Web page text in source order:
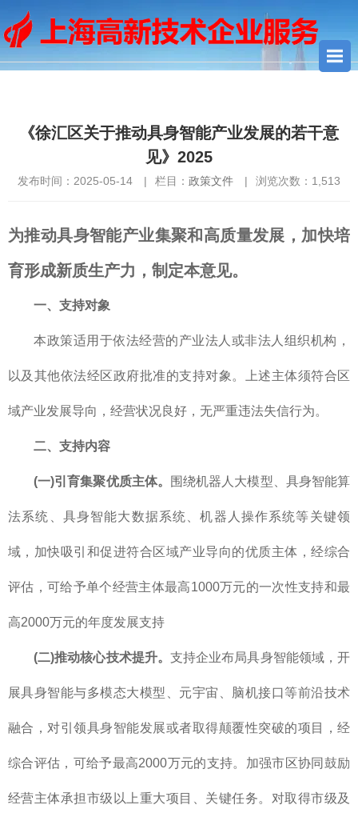
《徐汇区关于推动具身智能产业发展的若干意
见》2025
发布时间：2025-05-14 | 栏目： 政策文件 | 浏览次数： 1,513
为推动具身智能产业集聚和高质量发展，加快培
育形成新质生产力，制定本意见。
一、支持对象
本政策适用于依法经营的产业法人或非法人组织机构，
以及其他依法经区政府批准的支持对象。上述主体须符合区
域产业发展导向，经营状况良好，无严重违法失信行为。
二、支持内容
(一)引育集聚优质主体。 围绕机器人大模型、具身智能算
法系统、具身智能大数据系统、机器人操作系统等关键领
域，加快吸引和促进符合区域产业导向的优质主体，经综合
评估，可给予单个经营主体最高1000万元的一次性支持和最
高2000万元的年度发展支持
(二)推动核心技术提升。 支持企业布局具身智能领域，开
展具身智能与多模态大模型、元宇宙、脑机接口等前沿技术
融合，对引领具身智能发展或者取得颠覆性突破的项目，经
综合评估，可给予最高2000万元的支持。加强市区协同鼓励
经营主体承担市级以上重大项目、关键任务。对取得市级及